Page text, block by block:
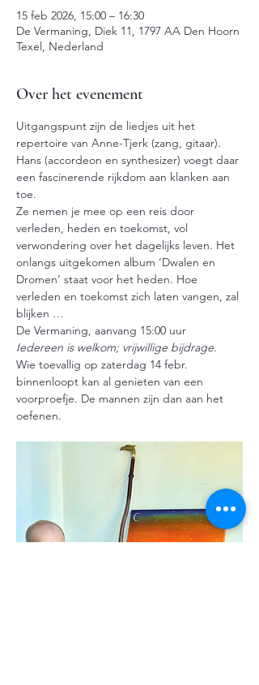
15 feb 2026, 15:00 – 16:30
De Vermaning, Diek 11, 1797 AA Den Hoorn
Texel, Nederland
Over het evenement
Uitgangspunt zijn de liedjes uit het
repertoire van Anne-Tjerk (zang, gitaar).
Hans (accordeon en synthesizer) voegt daar
een fascinerende rijkdom aan klanken aan
toe.
Ze nemen je mee op een reis door
verleden, heden en toekomst, vol
verwondering over het dagelijks leven. Het
onlangs uitgekomen album ‘Dwalen en
Dromen’ staat voor het heden. Hoe
verleden en toekomst zich laten vangen, zal
blijken …
De Vermaning, aanvang 15:00 uur
Iedereen is welkom; vrijwillige bijdrage.
Wie toevallig op zaterdag 14 febr.
binnenloopt kan al genieten van een
voorproefje. De mannen zijn dan aan het
oefenen.